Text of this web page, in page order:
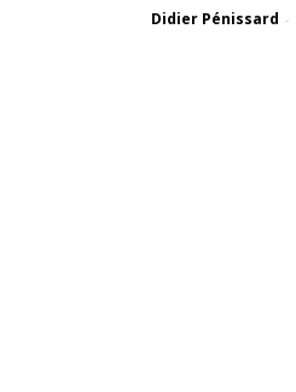
Didier Pénissard -